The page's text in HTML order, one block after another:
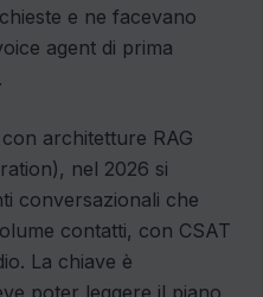
e ne facevano
agent di prima
architetture RAG
nel 2026 si
conversazionali che
contatti, con CSAT
La chiave è